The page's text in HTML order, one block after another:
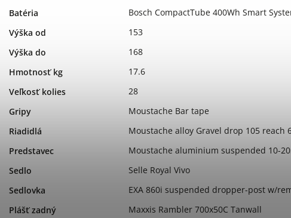
Batéria
Bosch CompactTube 400Wh Smart
Výška od
153
Výška do
168
Hmotnosť kg
17.6
Veľkosť kolies
28
Gripy
Moustache Bar tape
Riadidlá
Moustache alloy Gravel drop 105 reach
Predstavec
Moustache aluminium suspended 10-
Sedlo
Selle Royal Vivo
Sedlovka
EXA 860i suspended dropper-post w/
Plášť zadný
Maxxis Rambler 700x50C Tanwall